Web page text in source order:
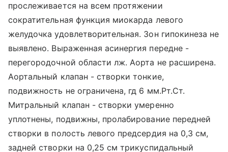
прослеживается на всем протяжении
сократительная функция миокарда левого
желудочка удовлетворительная. Зон гипокинеза не
выявлено. Выраженная асинергия передне -
перегородочной области лж. Аорта не расширена.
Аортальный клапан - створки тонкие,
подвижность не ограничена, гд 6 мм.Рт.Ст.
Митральный клапан - створки умеренно
уплотнены, подвижны, пролабирование передней
створки в полость левого предсердия на 0,3 см,
задней створки на 0,25 см трикуспидальный